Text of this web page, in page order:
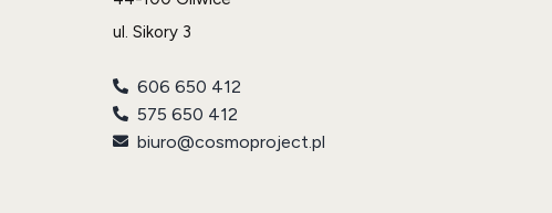
ul. Sikory 3
606 650 412
575 650 412
biuro@cosmoproject.pl